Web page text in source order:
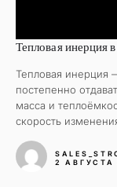
Тепловая инерция
Тепловая инерция
постепенно
масса и
скорость
2 АВГУСТА